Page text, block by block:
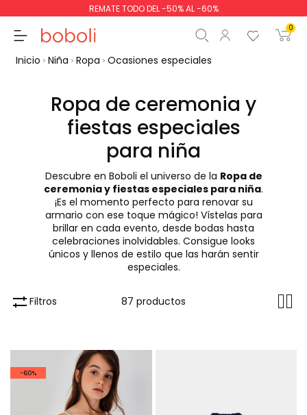
REMATE TODO DEL -50% AL -60%
0
Continua Comenzar pedido
Inicio Niña Ropa Ocasiones especiales
Ropa de ceremonia y
fiestas especiales
para niña
Descubre en Boboli el universo de la Ropa de
ceremonia y fiestas especiales para niña.
¡Es el momento perfecto para renovar su
armario con ese toque mágico! Vístelas para
brillar en cada evento, desde bodas hasta
celebraciones inolvidables. Consigue looks
únicos y llenos de estilo que las harán sentir
especiales.
Filtros 87 productos
-60%